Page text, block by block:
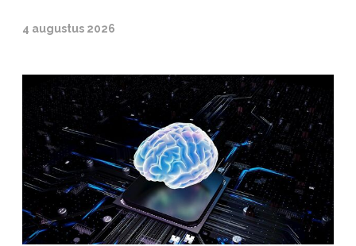
4 augustus 2026